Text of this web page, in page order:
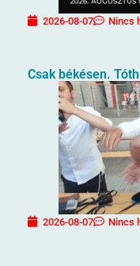
2026-08-07 Nincs
Csak békésen.
2026-08-07 Nincs